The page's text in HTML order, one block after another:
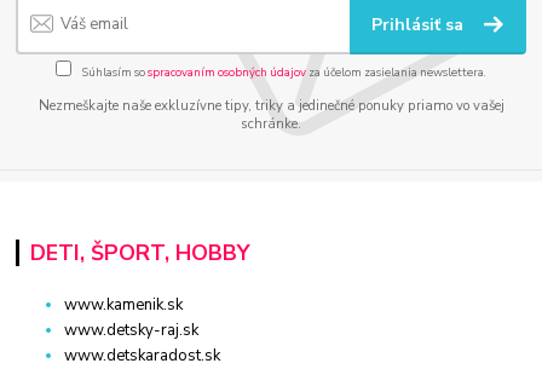
Prihlásiť sa
Súhlasím sospracovaním osobných údajov za účelom zasielania newslettera.
Nezmeškajte naše exkluzívne tipy, triky a jedinečné ponuky priamo vo vašej
schránke.
DETI, ŠPORT, HOBBY
www.kamenik.sk
www.detsky-raj.sk
www.detskaradost.sk